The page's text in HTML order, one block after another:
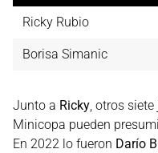
Ricky Rubio
Borisa Simanic
Junto a Ricky, otros
Minicopa pueden
En 2022 lo fueron Darío